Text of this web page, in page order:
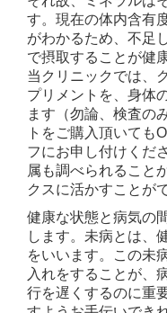
す。現在の体内含有
がわかるため、不足
で摂取することが健
当クリニックでは、
プリメントを、身体
ます（勿論、検査の
トをご購入頂いても
フにお申し付けくだ
属も調べられること
クスに活かすことが
健康な状態と病気の
します。未病とは、
をいいます。この未
入れをすることが、
行を遅くするのに重